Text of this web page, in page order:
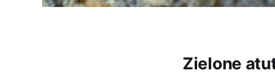
Zielone